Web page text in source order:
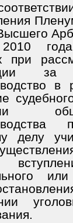
2010
при
делу